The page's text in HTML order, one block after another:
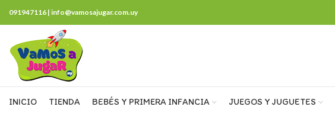
091947116 | info@vamosajugar.com.uy
INICIO TIENDA BEBÉS Y PRIMERA INFANCIA JUEGOS Y JUGUETES